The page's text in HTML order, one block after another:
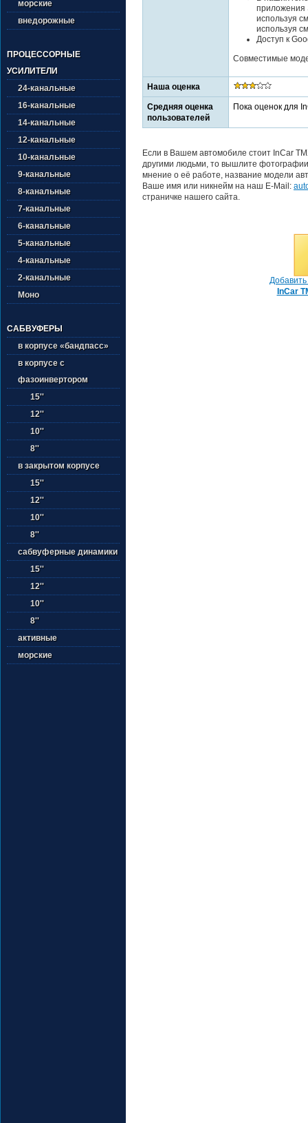
морские
внедорожные
ПРОЦЕССОРНЫЕ
УСИЛИТЕЛИ
24-канальные
16-канальные
14-канальные
12-канальные
10-канальные
9-канальные
8-канальные
7-канальные
6-канальные
5-канальные
4-канальные
2-канальные
Моно
САБВУФЕРЫ
в корпусе «бандпасс»
в корпусе с
фазоинвертором
15''
12''
10''
8''
в закрытом корпусе
15''
12''
10''
8''
сабвуферные динамики
15''
12''
10''
8''
активные
морские
приложения
используя
используя
Доступ к
Совместимые
Наша оценка
Средняя оценка
пользователей
Пока оценок для
Если в Вашем автомобиле стоит InCar
другими людьми, то вышлите
мнение о её работе, название модели
Ваше имя или никнейм на наш E-Mail:
страничке нашего сайта.
InCar